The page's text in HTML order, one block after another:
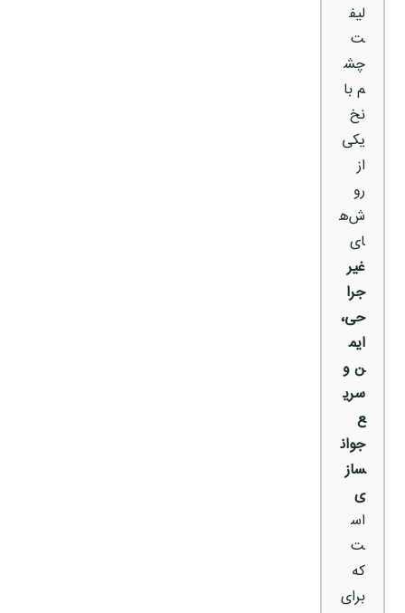
لیف
ت
چش
م با
نخ
یکی
از
رو
ش‌ه
ای
غیر
جرا
حی،
ایم
ن و
سری
ع
جوان
ساز
ی
اس
ت
که
برای